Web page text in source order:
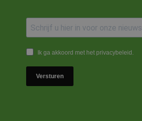
Ik ga akkoord met het privacybeleid.
Versturen